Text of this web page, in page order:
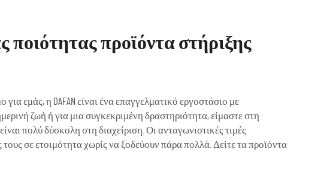
προϊόντα στήριξης
εμάς, η DAFAN είναι ένα επαγγελματικό εργοστάσιο με
ζωή ή για μια συγκεκριμένη δραστηριότητα, είμαστε στη
πολύ δύσκολη στη διαχείριση. Οι ανταγωνιστικές τιμές
σε ετοιμότητα χωρίς να ξοδεύουν πάρα πολλά. Δείτε τα προϊόντα